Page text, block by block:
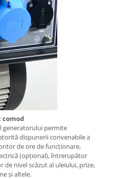
comod
generatorului permite
dispunerii convenabile a
de ore de funcționare,
(opțional), întrerupător
de nivel scăzut al uleiului, prize,
și altele.